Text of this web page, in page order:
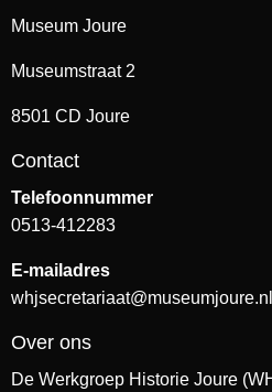
Museum Joure
Museumstraat 2
8501 CD Joure
Contact
Telefoonnummer
0513-412283
E-mailadres
whjsecretariaat@museumjoure.nl
Over ons
De Werkgroep Historie Joure